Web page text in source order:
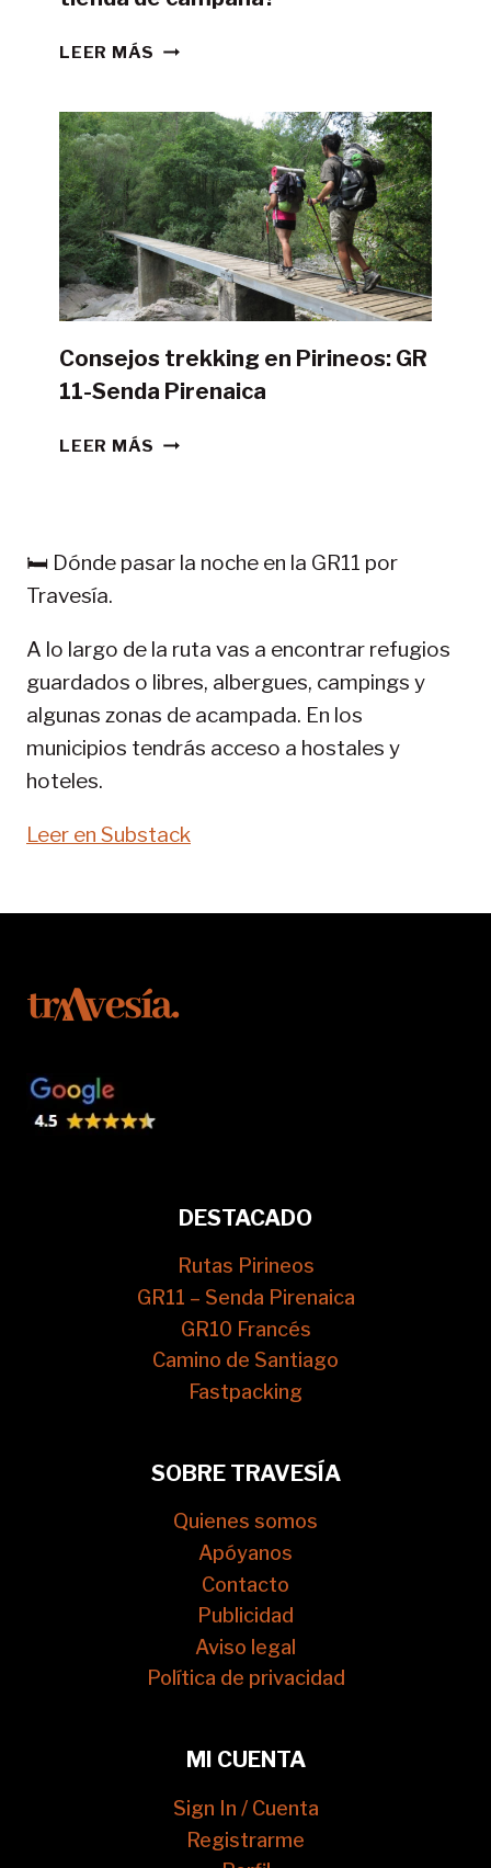
LEER MÁS ¿ES
LA
GR11
CON
TIENDA
DE
CAMPAÑA?
Consejos trekking en Pirineos: GR
11-Senda Pirenaica
LEER MÁS CONSEJOS
11-
🛏️ Dónde pasar la noche en la GR11 por
Travesía.
A lo largo de la ruta vas a encontrar refugios
guardados o libres, albergues, campings y
algunas zonas de acampada. En los
municipios tendrás acceso a hostales y
hoteles.
Leer en Substack
DESTACADO
Rutas Pirineos
GR11 – Senda Pirenaica
GR10 Francés
Camino de Santiago
Fastpacking
SOBRE TRAVESÍA
Quienes somos
Apóyanos
Contacto
Publicidad
Aviso legal
Política de privacidad
MI CUENTA
Sign In / Cuenta
Registrarme